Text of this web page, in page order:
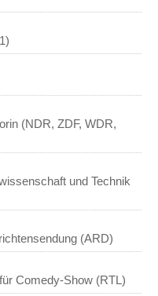
(NDR, ZDF, WDR,
und Technik
(ARD)
Comedy-Show (RTL)